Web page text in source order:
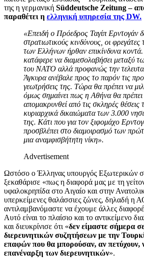
της η γερμανική Süddeutsche Zeitung –
παραθέτει η ελληνική υπηρεσία της DW.
«Επειδή ο Πρόεδρος Ταγίπ Ερντογάν
στρατιωτικούς κινδύνους, οι
των Ελλήνων ήρθαν επικίνδυνα
κατάφερε να διαμεσολαβήσει μεταξύ
του ΝΑΤΟ αλλά προφανώς την
Άγκυρα ανέβαλε προς το παρόν τις
γεωτρήσεις της. Τώρα θα πρέπει να
όμως σημαίνει πως η Αθήνα θα πρέπει
απομακρυνθεί από τις σκληρές θέσεις
κυριαρχικά δικαιώματα των 3.000
της. Κάτι που για τον ξιφομάχο
προσβλέπει στο διαμοιρασμό των
μια αναμφισβήτητη νίκη».
Advertisement
Ωστόσο ο Έλληνας υπουργός Εξωτερικών
ξεκαθάρισε «πως η διαφορά μας με τη
υφαλοκρηπίδα στο Αιγαίο και στην
υπερκείμενες θαλάσσιες ζώνες, δηλαδή η
αντιλαμβανόμαστε να έχουμε άλλες
Αυτό είναι το πλαίσιο και το αντικείμενο
και διευκρίνισε ότι «δεν είμαστε σήμερα
διερευνητικών συζητήσεων με την
επαφών που θα μπορούσαν, αν πετύχουν,
επανέναρξη των διερευνητικών».